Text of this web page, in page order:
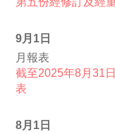
9月1日
月報表
截至2025年8月31
表
8月1日